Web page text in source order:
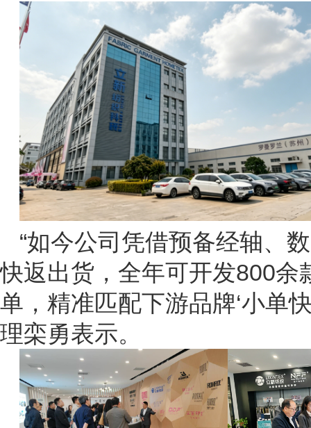
“如今公司凭借预备经轴、
快返出货，全年可开发800
单，精准匹配下游品牌‘小单
理栾勇表示。